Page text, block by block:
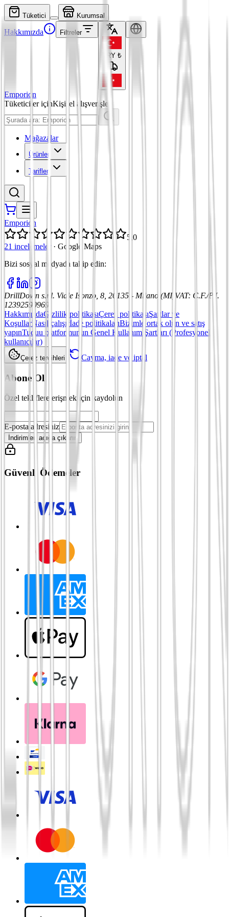
Tüketici Kurumsal
Hakkımızda Filtreler
TRY ₺
Emporion
Tüketiciler içinKişisel alışverişler
Mağazalar
Ürünler
Tarifler
Emporion
5,0
21 incelemeler
· Google Maps
Bizi sosyal medyada takip edin:
DrillDown s.r.l. Viale Isonzo, 8, 20135 - Milano (MI) VAT: C.F./P.I.
12392590969
HakkımızdaGizlilik politikasıÇerez politikasıŞartlar ve
KoşullarNasıl çalışırİade politikalarıBizimle ortak olun ve satış
yapınTuduu platformunun Genel Kullanım Şartları (Profesyonel
kullanıcılar)
Çerez tercihleri Cayma, iade ve iptal
Abone Ol
Özel tekliflere erişmek için kaydolun
E-posta adresiniz
İndirimleri açığa çıkarın
Güvenli Ödemeler